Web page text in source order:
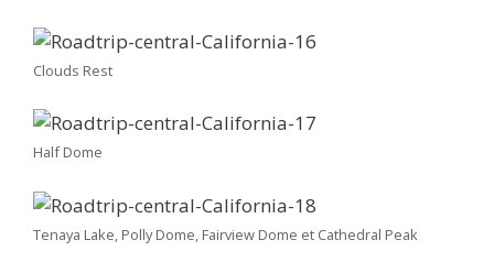
Clouds Rest
Half Dome
Tenaya Lake, Polly Dome, Fairview Dome et Cathedral Peak